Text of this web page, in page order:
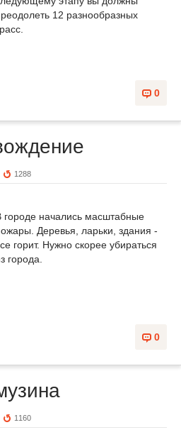
12 разнообразных
0
1288
городе начались масштабные
Деревья, ларьки, здания -
горит. Нужно скорее убираться
города.
0
1160